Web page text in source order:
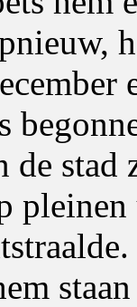
de stad